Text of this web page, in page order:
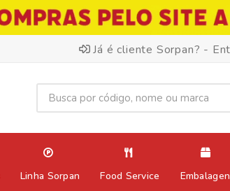
Já é cliente Sorpan? -
Linha Sorpan Food Service